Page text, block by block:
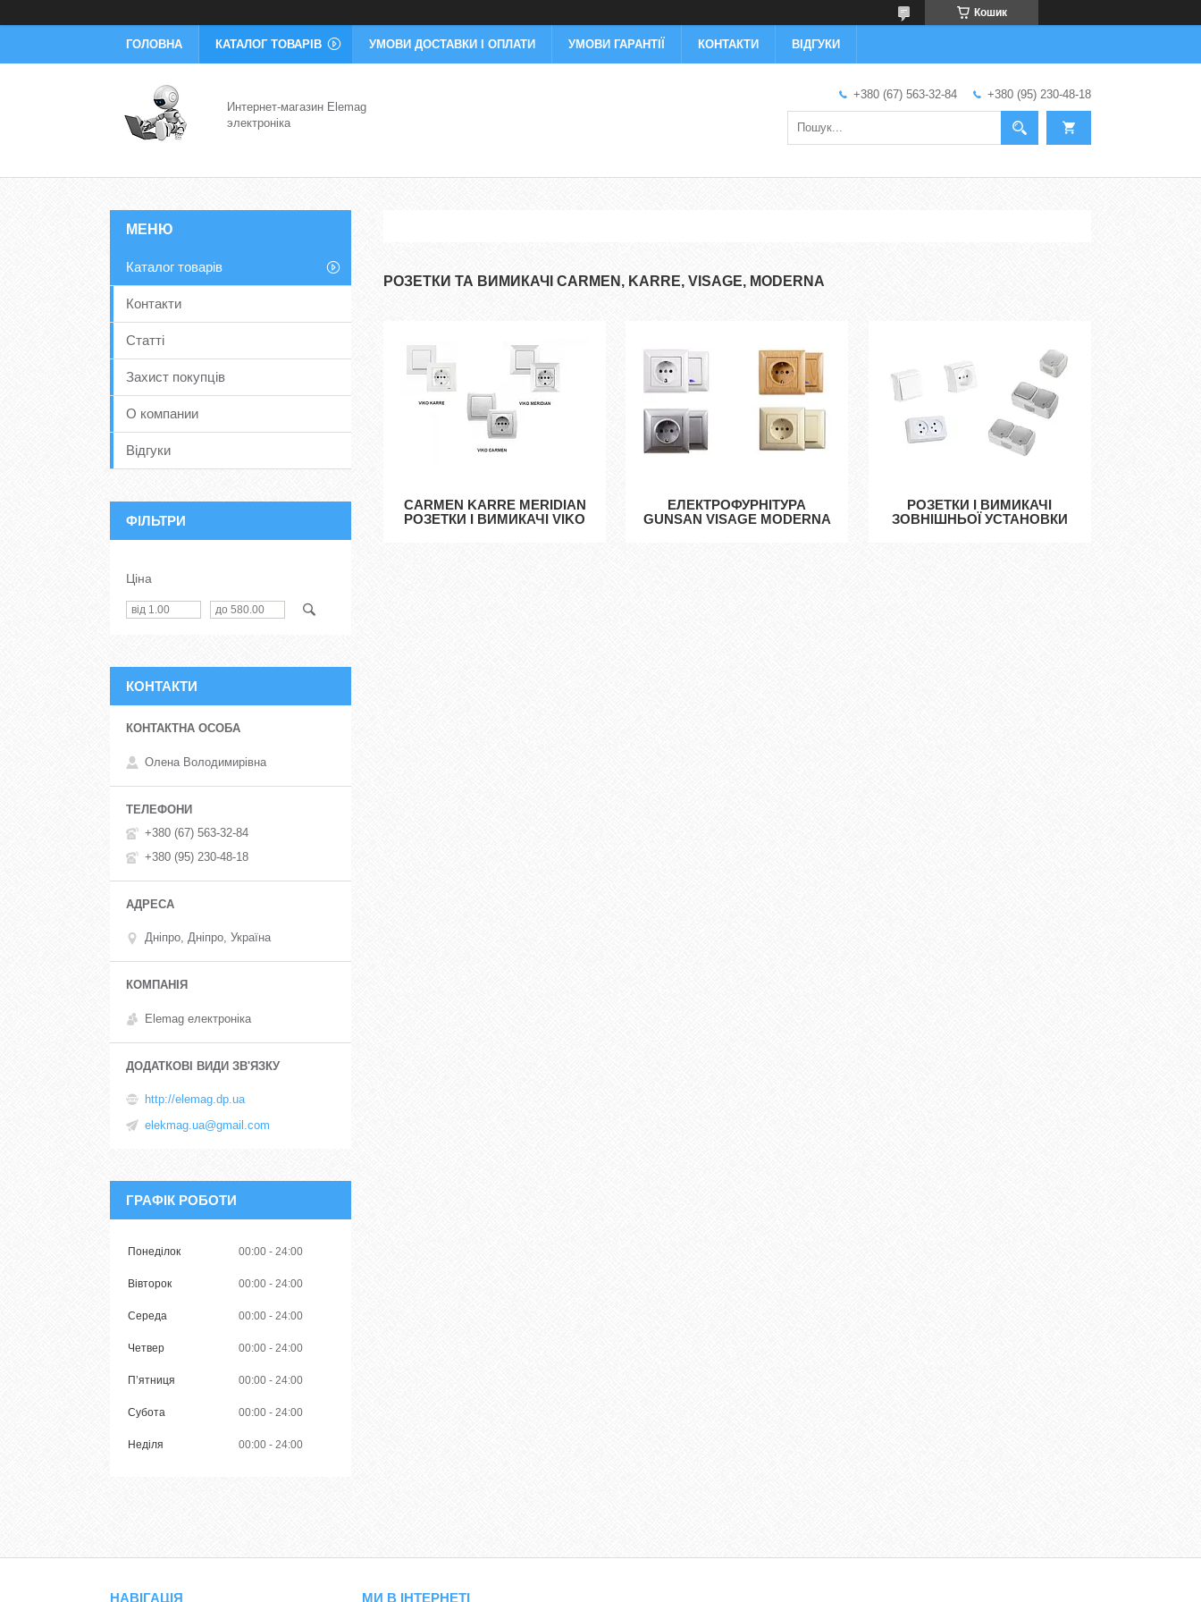
Кошик
ГОЛОВНА КАТАЛОГ ТОВАРІВ УМОВИ ДОСТАВКИ І ОПЛАТИ УМОВИ ГАРАНТІЇ КОНТАКТИ ВІДГУКИ
Интернет-магазин Elemag
электроніка
+380 (67) 563-32-84 +380 (95) 230-48-18
РОЗЕТКИ ТА ВИМИКАЧІ CARMEN, KARRE, VISAGE, MODERNA
CARMEN KARRE MERIDIAN
РОЗЕТКИ І ВИМИКАЧІ VIKO
ЕЛЕКТРОФУРНІТУРА
GUNSAN VISAGE MODERNA
РОЗЕТКИ І ВИМИКАЧІ
ЗОВНІШНЬОЇ УСТАНОВКИ
Каталог товарів
Контакти
Статті
Захист покупців
О компании
Відгуки
ФІЛЬТРИ
Ціна
КОНТАКТИ
Олена Володимирівна
+380 (67) 563-32-84
+380 (95) 230-48-18
Дніпро, Дніпро, Україна
Elemag електроніка
http://elemag.dp.ua
elekmag.ua@gmail.com
ГРАФІК РОБОТИ
Понеділок 00:00 24:00
Вівторок 00:00 24:00
Середа 00:00 24:00
Четвер 00:00 24:00
Пʼятниця 00:00 24:00
Субота 00:00 24:00
Неділя 00:00 24:00
НАВІГАЦІЯ МИ В ІНТЕРНЕТІ